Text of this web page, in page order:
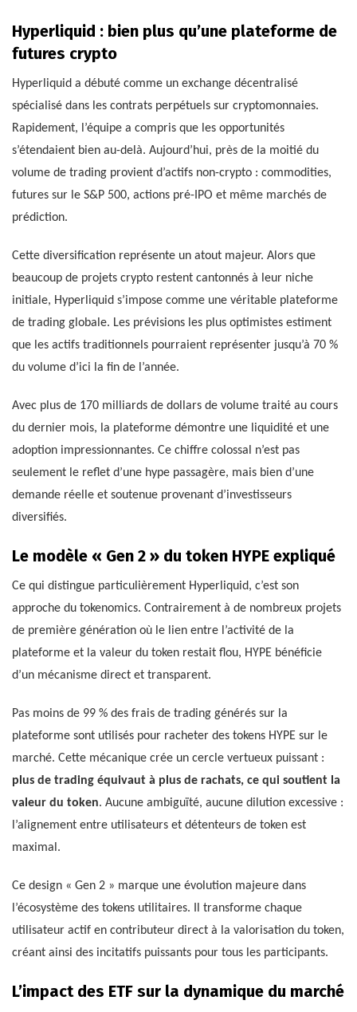
Hyperliquid : bien plus qu’une plateforme de
futures crypto
Hyperliquid a débuté comme un exchange décentralisé
spécialisé dans les contrats perpétuels sur cryptomonnaies.
Rapidement, l’équipe a compris que les opportunités
s’étendaient bien au-delà. Aujourd’hui, près de la moitié du
volume de trading provient d’actifs non-crypto : commodities,
futures sur le S&P 500, actions pré-IPO et même marchés de
prédiction.
Cette diversification représente un atout majeur. Alors que
beaucoup de projets crypto restent cantonnés à leur niche
initiale, Hyperliquid s’impose comme une véritable plateforme
de trading globale. Les prévisions les plus optimistes estiment
que les actifs traditionnels pourraient représenter jusqu’à 70 %
du volume d’ici la fin de l’année.
Avec plus de 170 milliards de dollars de volume traité au cours
du dernier mois, la plateforme démontre une liquidité et une
adoption impressionnantes. Ce chiffre colossal n’est pas
seulement le reflet d’une hype passagère, mais bien d’une
demande réelle et soutenue provenant d’investisseurs
diversifiés.
Le modèle « Gen 2 » du token HYPE expliqué
Ce qui distingue particulièrement Hyperliquid, c’est son
approche du tokenomics. Contrairement à de nombreux projets
de première génération où le lien entre l’activité de la
plateforme et la valeur du token restait flou, HYPE bénéficie
d’un mécanisme direct et transparent.
Pas moins de 99 % des frais de trading générés sur la
plateforme sont utilisés pour racheter des tokens HYPE sur le
marché. Cette mécanique crée un cercle vertueux puissant :
plus de trading équivaut à plus de rachats, ce qui soutient la
valeur du token. Aucune ambiguïté, aucune dilution excessive :
l’alignement entre utilisateurs et détenteurs de token est
maximal.
Ce design « Gen 2 » marque une évolution majeure dans
l’écosystème des tokens utilitaires. Il transforme chaque
utilisateur actif en contributeur direct à la valorisation du token,
créant ainsi des incitatifs puissants pour tous les participants.
L’impact des ETF sur la dynamique du marché